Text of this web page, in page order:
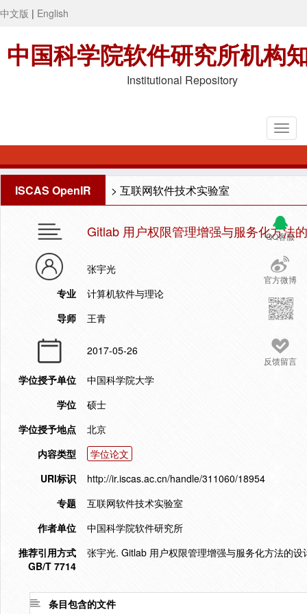
中文版 | English
中国科学院软件研究所机构
Institutional Repository
ISCAS OpenIR > 互联网软件技术实验室
QQ客服
官方微博
反馈留言
Gitlab 用户权限管理增强与服务化方法
张宇光
专业
计算机软件与理论
导师
王青
2017-05-26
学位授予单位
中国科学院大学
学位
硕士
学位授予地点
北京
内容类型
学位论文
URI标识
http://ir.iscas.ac.cn/handle/311060/18954
专题
互联网软件技术实验室
作者单位
中国科学院软件研究所
推荐引用方式
GB/T 7714
张宇光. Gitlab 用户权限管理增强与服务化方法的
条目包含的文件